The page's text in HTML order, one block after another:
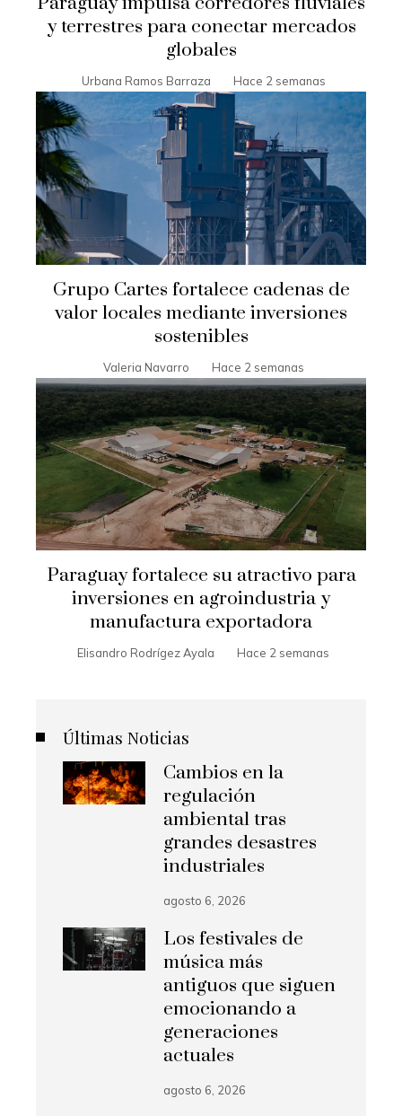
y terrestres para conectar mercados
globales
Urbana Ramos Barraza Hace 2 semanas
Grupo Cartes fortalece cadenas de
valor locales mediante inversiones
sostenibles
Valeria Navarro Hace 2 semanas
Paraguay fortalece su atractivo para
inversiones en agroindustria y
manufactura exportadora
Elisandro Rodrígez Ayala Hace 2 semanas
Últimas Noticias
Cambios en la
regulación
ambiental tras
grandes desastres
industriales
agosto 6, 2026
Los festivales de
música más
antiguos que siguen
emocionando a
generaciones
actuales
agosto 6, 2026